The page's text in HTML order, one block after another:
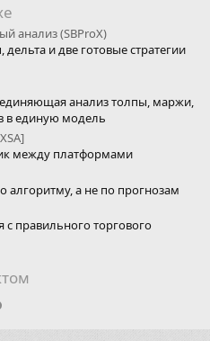
анализ (SBProX)
и две готовые стратегии
анализ толпы, маржи,
в единую модель
между платформами
алгоритму, а не по прогнозам
правильного торгового
почта
Ссылка